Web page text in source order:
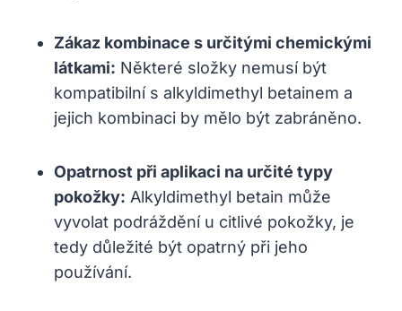
Zákaz kombinace s určitými chemickými
látkami: Některé složky nemusí být
kompatibilní s alkyldimethyl betainem a
jejich kombinaci by mělo být zabráněno.
Opatrnost při aplikaci na určité typy
pokožky: Alkyldimethyl betain může
vyvolat podráždění u citlivé pokožky, je
tedy důležité být opatrný při jeho
používání.